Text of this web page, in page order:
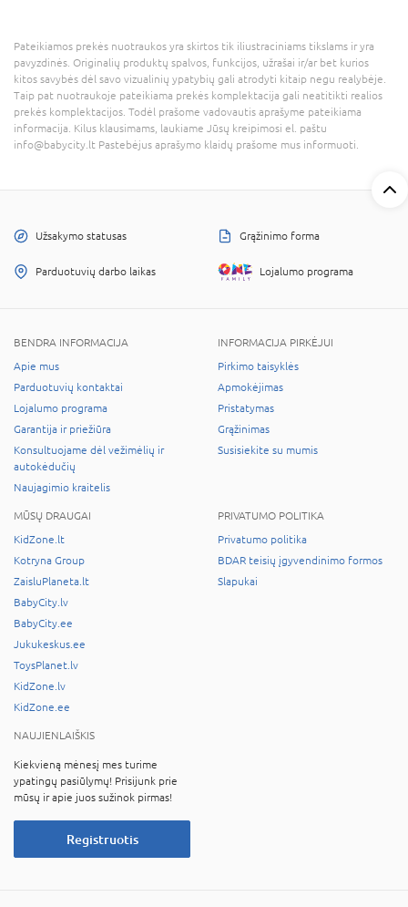
Pateikiamos prekės nuotraukos yra skirtos tik iliustraciniams tikslams ir yra
pavyzdinės. Originalių produktų spalvos, funkcijos, užrašai ir/ar bet kurios
kitos savybės dėl savo vizualinių ypatybių gali atrodyti kitaip negu realybėje.
Taip pat nuotraukoje pateikiama prekės komplektacija gali neatitikti realios
prekės komplektacijos. Todėl prašome vadovautis aprašyme pateikiama
informacija. Kilus klausimams, laukiame Jūsų kreipimosi el. paštu
info@babycity.lt Pastebėjus aprašymo klaidų prašome mus informuoti.
Užsakymo statusas Grąžinimo forma
Parduotuvių darbo laikas Lojalumo programa
BENDRA INFORMACIJA
Apie mus
Parduotuvių kontaktai
Lojalumo programa
Garantija ir priežiūra
Konsultuojame dėl vežimėlių ir
autokėdučių
Naujagimio kraitelis
INFORMACIJA PIRKĖJUI
Pirkimo taisyklės
Apmokėjimas
Pristatymas
Grąžinimas
Susisiekite su mumis
MŪSŲ DRAUGAI
KidZone.lt
Kotryna Group
ZaisluPlaneta.lt
BabyCity.lv
BabyCity.ee
Jukukeskus.ee
ToysPlanet.lv
KidZone.lv
KidZone.ee
PRIVATUMO POLITIKA
Privatumo politika
BDAR teisių įgyvendinimo formos
Slapukai
NAUJIENLAIŠKIS
Kiekvieną mėnesį mes turime
ypatingų pasiūlymų! Prisijunk prie
mūsų ir apie juos sužinok pirmas!
Registruotis